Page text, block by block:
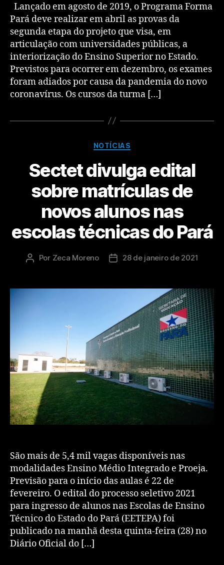
Lançado em agosto de 2019, o Programa Forma
Pará deve realizar em abril as provas da
segunda etapa do projeto que visa, em
articulação com universidades públicas, a
interiorização do Ensino Superior no Estado.
Previstos para ocorrer em dezembro, os exames
foram adiados por causa da pandemia do novo
coronavírus. Os cursos da turma […]
NOTÍCIAS
Sectet divulga edital
sobre matrículas de
novos alunos nas
escolas técnicas do Pará
Por Zeca Moreno 28 de janeiro de 2021
São mais de 5,4 mil vagas disponíveis nas
modalidades Ensino Médio Integrado e Proeja.
Previsão para o início das aulas é 22 de
fevereiro. O edital do processo seletivo 2021
para ingresso de alunos nas Escolas de Ensino
Técnico do Estado do Pará (EETEPA) foi
publicado na manhã desta quinta-feira (28) no
Diário Oficial do […]